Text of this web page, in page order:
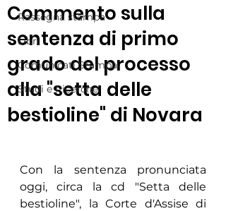
Rassegna stampa
Libri
Comunicati Stampa
Studi e Ricerche
Commento sulla
sentenza di primo
grado del processo
alla "setta delle
bestioline" di Novara
Con la sentenza pronunciata
oggi, circa la cd "Setta delle
bestioline", la Corte d'Assise di